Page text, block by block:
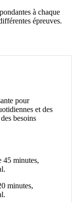
à chaque
épreuves.
pour
et des
besoins
45 minutes,
minutes,